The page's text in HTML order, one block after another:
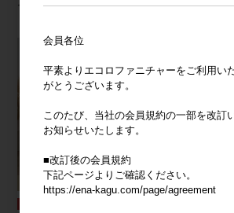
ー
リー
会員各位
平素よりエコロファニチャーをご利用い
がとうございます。
このたび、当社の会員規約の一部を改訂
お知らせいたします。
■改訂後の会員規約
下記ページよりご確認ください。
https://ena-kagu.com/page/agreement